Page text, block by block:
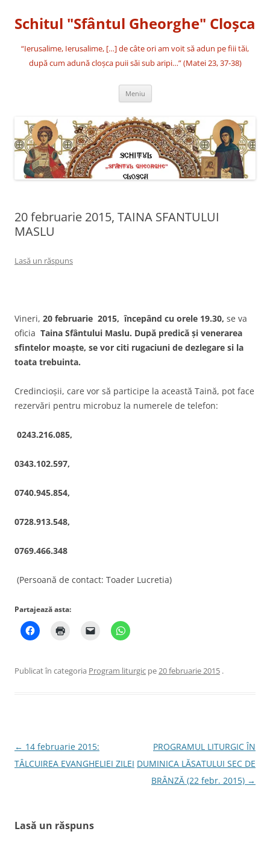
conținut
Schitul "Sfântul Gheorghe" Cloşca
“Ierusalime, Ierusalime, […] de câte ori am voit să adun pe fiii tăi,
după cum adună cloşca puii săi sub aripi…” (Matei 23, 37-38)
Meniu
20 februarie 2015, TAINA SFANTULUI
MASLU
Lasă un răspuns
Vineri, 20 februarie 2015, începând cu orele 19.30, se va
oficia Taina Sfântului Maslu. După predică şi venerarea
sfintelor moaşte, se vor citi rugaciuni de dezlegare si la
toata trebuinta.
Credincioşii, care vor să participe la această Taină, pot face
rezervări pentru microbuz la numerele de telefon:
0243.216.085,
0343.102.597,
0740.945.854,
0728.913.548,
0769.466.348
(Persoană de contact: Toader Lucretia)
Partajează asta:
Publicat în categoria Program liturgic pe20 februarie 2015 .
Navigare
în
← 14 februarie 2015:
TÂLCUIREA EVANGHELIEI ZILEI
PROGRAMUL LITURGIC ÎN
DUMINICA LĂSATULUI SEC DE
BRÂNZĂ (22 febr. 2015) →
Lasă un răspuns